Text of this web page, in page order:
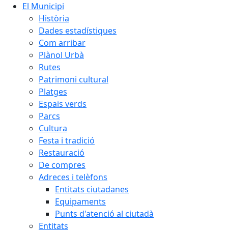
El Municipi
Història
Dades estadístiques
Com arribar
Plànol Urbà
Rutes
Patrimoni cultural
Platges
Espais verds
Parcs
Cultura
Festa i tradició
Restauració
De compres
Adreces i telèfons
Entitats ciutadanes
Equipaments
Punts d'atenció al ciutadà
Entitats